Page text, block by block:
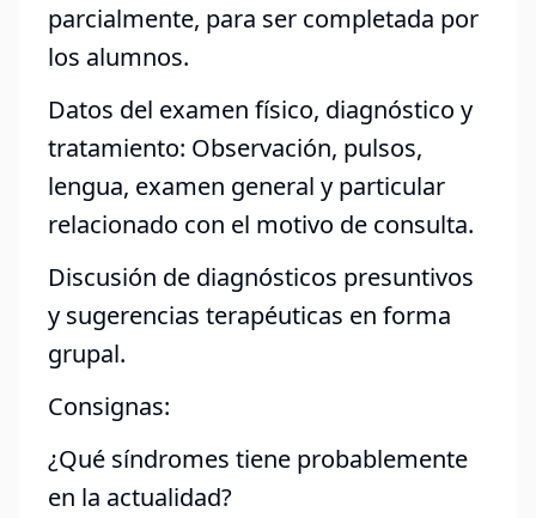
parcialmente, para ser completada por
los alumnos.
Datos del examen físico, diagnóstico y
tratamiento: Observación, pulsos,
lengua, examen general y particular
relacionado con el motivo de consulta.
Discusión de diagnósticos presuntivos
y sugerencias terapéuticas en forma
grupal.
Consignas:
¿Qué síndromes tiene probablemente
en la actualidad?